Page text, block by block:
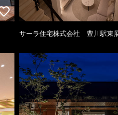
サーラ住宅株式会社 豊川駅東